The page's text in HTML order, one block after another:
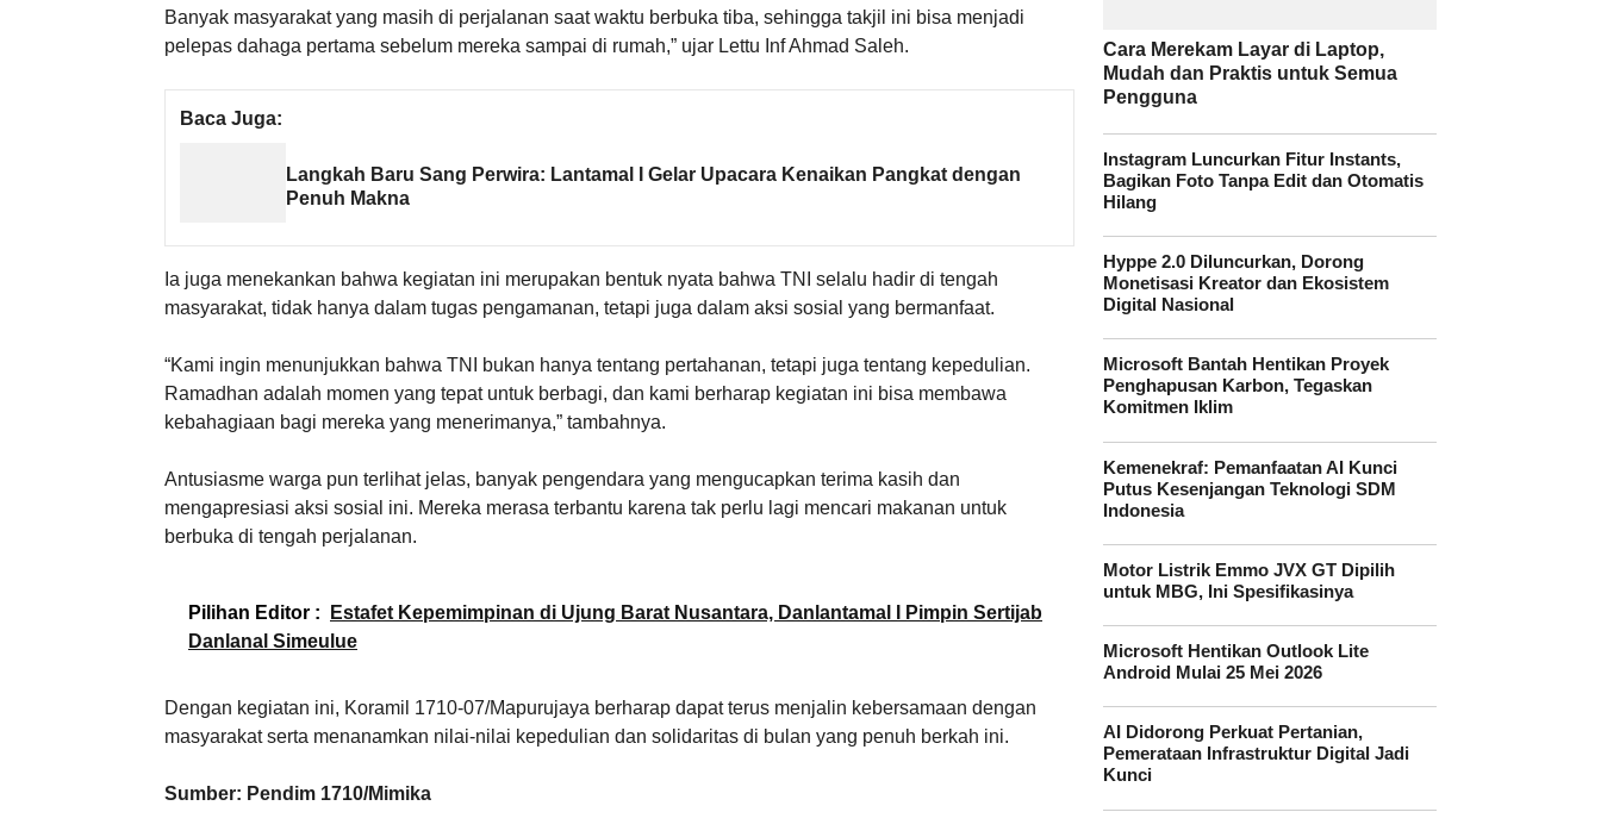
Banyak masyarakat yang masih di perjalanan saat waktu berbuka tiba, sehingga takjil ini bisa menjadi
pelepas dahaga pertama sebelum mereka sampai di rumah,” ujar Lettu Inf Ahmad Saleh.
Baca Juga:
Langkah Baru Sang Perwira: Lantamal I Gelar Upacara Kenaikan Pangkat dengan
Penuh Makna
Ia juga menekankan bahwa kegiatan ini merupakan bentuk nyata bahwa TNI selalu hadir di tengah
masyarakat, tidak hanya dalam tugas pengamanan, tetapi juga dalam aksi sosial yang bermanfaat.
“Kami ingin menunjukkan bahwa TNI bukan hanya tentang pertahanan, tetapi juga tentang kepedulian.
Ramadhan adalah momen yang tepat untuk berbagi, dan kami berharap kegiatan ini bisa membawa
kebahagiaan bagi mereka yang menerimanya,” tambahnya.
Antusiasme warga pun terlihat jelas, banyak pengendara yang mengucapkan terima kasih dan
mengapresiasi aksi sosial ini. Mereka merasa terbantu karena tak perlu lagi mencari makanan untuk
berbuka di tengah perjalanan.
Pilihan Editor :
Estafet Kepemimpinan di Ujung Barat Nusantara, Danlantamal I Pimpin Sertijab
Danlanal Simeulue
Dengan kegiatan ini, Koramil 1710-07/Mapurujaya berharap dapat terus menjalin kebersamaan dengan
masyarakat serta menanamkan nilai-nilai kepedulian dan solidaritas di bulan yang penuh berkah ini.
Sumber: Pendim 1710/Mimika
Cara Merekam Layar di Laptop,
Mudah dan Praktis untuk Semua
Pengguna
Instagram Luncurkan Fitur Instants,
Bagikan Foto Tanpa Edit dan Otomatis
Hilang
Hyppe 2.0 Diluncurkan, Dorong
Monetisasi Kreator dan Ekosistem
Digital Nasional
Microsoft Bantah Hentikan Proyek
Penghapusan Karbon, Tegaskan
Komitmen Iklim
Kemenekraf: Pemanfaatan AI Kunci
Putus Kesenjangan Teknologi SDM
Indonesia
Motor Listrik Emmo JVX GT Dipilih
untuk MBG, Ini Spesifikasinya
Microsoft Hentikan Outlook Lite
Android Mulai 25 Mei 2026
AI Didorong Perkuat Pertanian,
Pemerataan Infrastruktur Digital Jadi
Kunci